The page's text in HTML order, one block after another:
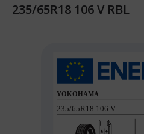
235/65R18 106 V RBL